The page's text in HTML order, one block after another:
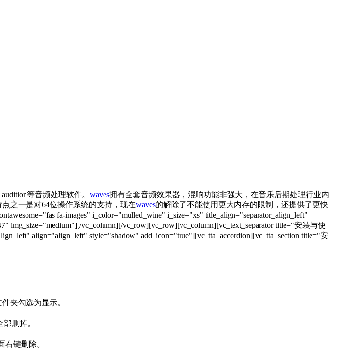
等音频处理软件。 waves拥有全套音频效果器，混响功能非强大，在音乐后期处理行业内
之一是对64位操作系统的支持，现在waves的解除了不能使用更大内存的限制，还提供了更快
fa-images" i_color="mulled_wine" i_size="xs" title_align="separator_align_left"
img_size="medium"][/vc_column][/vc_row][vc_row][vc_column][vc_text_separator title="安装与使
align="align_left" style="shadow" add_icon="true"][vc_tta_accordion][vc_tta_section title="安
夹勾选为显示。
删掉。
右键删除。